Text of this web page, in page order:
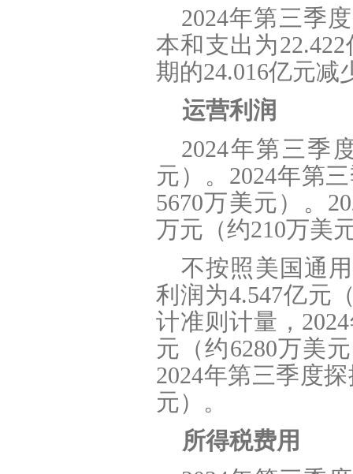
2024年第三季
本和支出为
期的24.016亿元减
运营利润
2024年第三季
元）。2024年第
5670万美元）。
万元（约210万美
不按照美国通
利润为4.547亿元
计准则计量，
元（约6280万美
2024年第三季度
元）。
所得税费用